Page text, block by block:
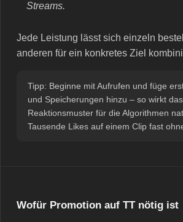
Streams.
Jede Leistung lässt sich einzeln
anderen für ein konkretes Ziel
Tipp: Beginne mit Aufrufen und füge
und Speicherungen hinzu – so wirkt das
Reaktionsmuster für die Algorithmen
Tausende Likes auf einem Clip fast
Wofür Promotion auf TT nötig ist